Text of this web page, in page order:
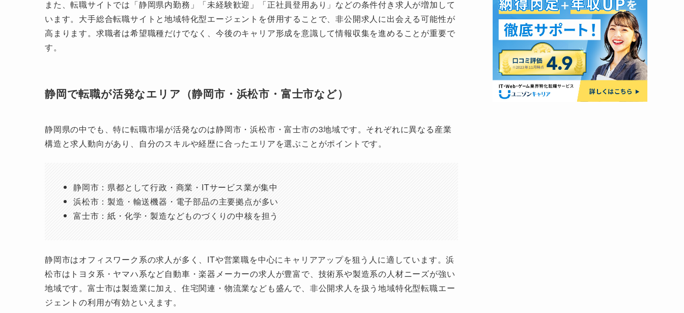
また、転職サイトでは「静岡県内勤務」「未経験歓迎」「正社員登用あり」などの条件付き求人が増加して
います。大手総合転職サイトと地域特化型エージェントを併用することで、非公開求人に出会える可能性が
高まります。求職者は希望職種だけでなく、今後のキャリア形成を意識して情報収集を進めることが重要で
す。
静岡で転職が活発なエリア（静岡市・浜松市・富士市など）
静岡県の中でも、特に転職市場が活発なのは静岡市・浜松市・富士市の3地域です。それぞれに異なる産業
構造と求人動向があり、自分のスキルや経歴に合ったエリアを選ぶことがポイントです。
静岡市：県都として行政・商業・ITサービス業が集中
浜松市：製造・輸送機器・電子部品の主要拠点が多い
富士市：紙・化学・製造などものづくりの中核を担う
静岡市はオフィスワーク系の求人が多く、ITや営業職を中心にキャリアアップを狙う人に適しています。浜
松市はトヨタ系・ヤマハ系など自動車・楽器メーカーの求人が豊富で、技術系や製造系の人材ニーズが強い
地域です。富士市は製造業に加え、住宅関連・物流業なども盛んで、非公開求人を扱う地域特化型転職エー
ジェントの利用が有効といえます。
面談時に伝えるべき希望条件と注意点
在職中でも無理なく転職活動を進める方
法
転職成功者に共通する「併用」戦略と
は？
静岡で転職サービスを利用する際の注意点
希望条件と違う求人を紹介されたときの
対応方法